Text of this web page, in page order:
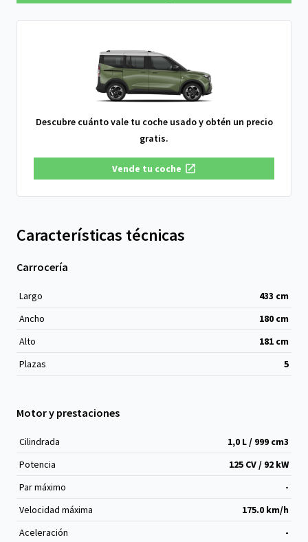
Descubre cuánto vale tu coche usado y obtén un precio
gratis.
Vende tu coche
Características técnicas
Carrocería
Largo 433 cm
Ancho
180 cm
Alto
181 cm
Plazas
5
Motor y prestaciones
Cilindrada 1,0 L / 999 cm3
Potencia
125 CV / 92 kW
Par máximo
-
Velocidad máxima
175.0 km/h
Aceleración
-